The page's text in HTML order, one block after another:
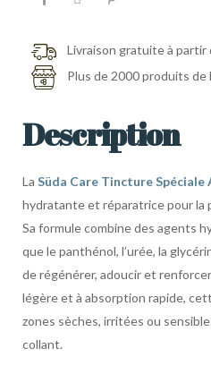
Livraison gratuite à partir
Plus de 2000 produits de
Description
La Süda Care Tincture Spéciale
hydratante et réparatrice pour la
Sa formule combine des agents
que le panthénol, l’urée, la
de régénérer, adoucir et
légère et à absorption rapide,
zones sèches, irritées ou
collant.